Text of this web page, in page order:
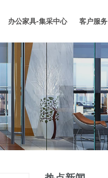
办公家具-集采中心 客户服务